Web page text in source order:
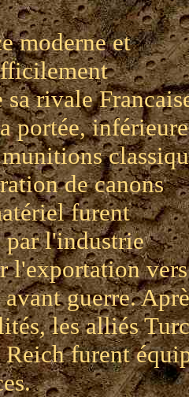
moderne et
sa rivale
portée,
de canons
furent
par l'industrie
l'exportation
guerre.
les alliés
furent